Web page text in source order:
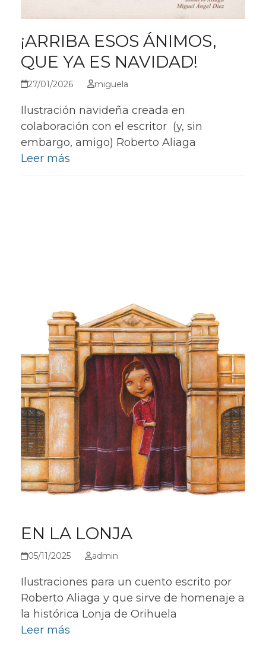
¡ARRIBA ESOS ÁNIMOS,
QUE YA ES NAVIDAD!
27/01/2026 miguela
Ilustración navideña creada en
colaboración con el escritor (y, sin
embargo, amigo) Roberto Aliaga
Leer más
EN LA LONJA
05/11/2025 admin
Ilustraciones para un cuento escrito por
Roberto Aliaga y que sirve de homenaje a
la histórica Lonja de Orihuela
Leer más